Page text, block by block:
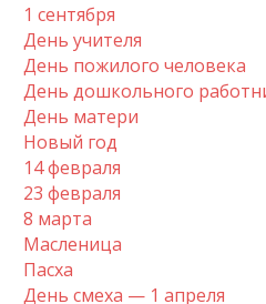
1 сентября
День учителя
День пожилого человека
День дошкольного
День матери
Новый год
14 февраля
23 февраля
8 марта
Масленица
Пасха
День смеха — 1 апреля